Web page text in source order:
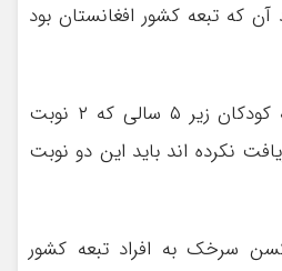
که تبعه کشور افغانستان بود
وی معتقد است که همه کودکان زیر ۵ سالی که ۲ نوبت
نکرده اند باید این دو نوبت
سرخک به افراد تبعه کشور